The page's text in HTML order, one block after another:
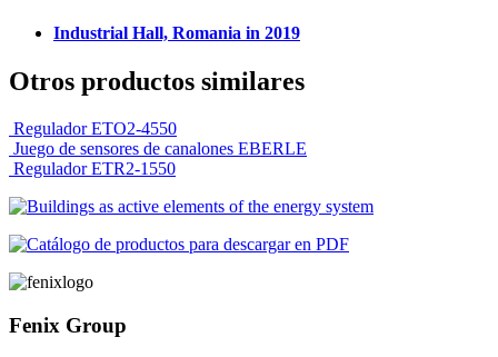
Industrial Hall, Romania in 2019
Otros productos similares
Regulador ETO2-4550
Juego de sensores de canalones EBERLE
Regulador ETR2-1550
Fenix Group